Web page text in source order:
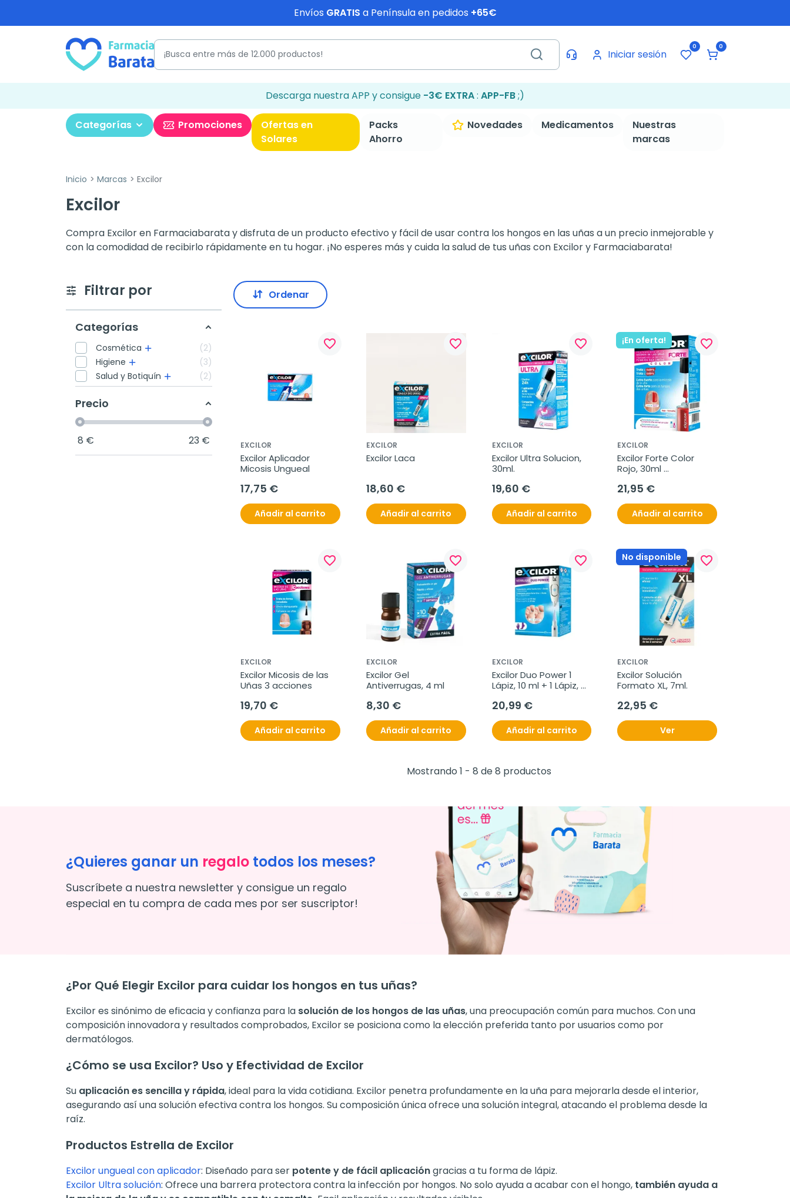
Envíos GRATIS a Península en pedidos +65€
Iniciar sesión
0 0
Descarga nuestra APP y consigue -3€ EXTRA: APP-FB;)
Categorías Promociones
Ofertas en
Solares
Packs
Ahorro
Novedades Medicamentos
Nuestras
marcas
Inicio Marcas Excilor
Excilor
Compra Excilor en Farmaciabarata y disfruta de un producto efectivo y fácil de usar contra los hongos en las uñas a un precio inmejorable y
con la comodidad de recibirlo rápidamente en tu hogar. ¡No esperes más y cuida la salud de tus uñas con Excilor y Farmaciabarata!
Filtrar por
Categorías
Cosmética
2
Higiene
3
Salud y Botiquín
2
Precio
8 € 23 €
Ordenar
favorite_border
EXCILOR
Excilor Aplicador
Micosis Ungueal
17,75 €
Añadir al carrito
favorite_border
EXCILOR
Excilor Laca
18,60 €
Añadir al carrito
favorite_border
EXCILOR
Excilor Ultra Solucion,
30ml.
19,60 €
Añadir al carrito
¡En oferta! favorite_border
EXCILOR
Excilor Forte Color
Rojo, 30ml
esmalte
21,95 €
Añadir al carrito
favorite_border
EXCILOR
Excilor Micosis de las
Uñas 3 acciones
19,70 €
Añadir al carrito
favorite_border
EXCILOR
Excilor Gel
Antiverrugas, 4 ml
8,30 €
Añadir al carrito
favorite_border
EXCILOR
Excilor Duo Power 1
Lápiz, 10 ml + 1 Lápiz,
20,99 €
Añadir al carrito
No disponible favorite_border
EXCILOR
Excilor Solución
Formato XL, 7ml.
22,95 €
Ver
Mostrando 1 - 8 de 8 productos
¿Quieres ganar un regalo todos los meses?
Suscríbete a nuestra newsletter y consigue un regalo
especial en tu compra de cada mes por ser suscriptor!
¿Por Qué Elegir Excilor para cuidar los hongos en tus uñas?
Excilor es sinónimo de eficacia y confianza para la solución de los hongos de las uñas, una preocupación común para muchos. Con una
composición innovadora y resultados comprobados, Excilor se posiciona como la elección preferida tanto por usuarios como por
dermatólogos.
¿Cómo se usa Excilor? Uso y Efectividad de Excilor
Su aplicación es sencilla y rápida, ideal para la vida cotidiana. Excilor penetra profundamente en la uña para mejorarla desde el interior,
asegurando así una solución efectiva contra los hongos. Su composición única ofrece una solución integral, atacando el problema desde la
raíz.
Productos Estrella de Excilor
Excilor ungueal con aplicador: Diseñado para ser potente y de fácil aplicacióngracias a tu forma de lápiz.
Excilor Ultra solución: Ofrece una barrera protectora contra la infección por hongos. No solo ayuda a acabar con el hongo, también ayuda a